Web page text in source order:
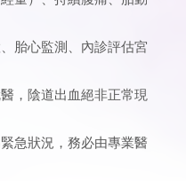
胎心監測、內診評估宮
，陰道出血絕非正常現
急狀況，務必由專業醫